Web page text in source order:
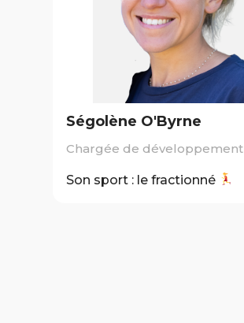
Ségolène O'Byrne
Chargée de développement
Son sport : le fractionné